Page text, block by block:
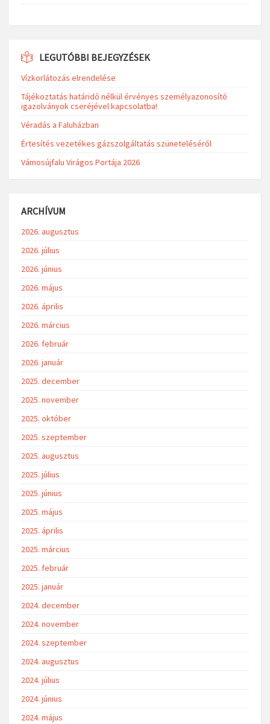
LEGUTÓBBI BEJEGYZÉSEK
Vízkorlátozás elrendelése
Tájékoztatás határidő nélkül érvényes személyazonosító
igazolványok cseréjével kapcsolatba!
Véradás a Faluházban
Értesítés vezetékes gázszolgáltatás szüneteléséről
Vámosújfalu Virágos Portája 2026
ARCHÍVUM
2026. augusztus
2026. július
2026. június
2026. május
2026. április
2026. március
2026. február
2026. január
2025. december
2025. november
2025. október
2025. szeptember
2025. augusztus
2025. július
2025. június
2025. május
2025. április
2025. március
2025. február
2025. január
2024. december
2024. november
2024. szeptember
2024. augusztus
2024. július
2024. június
2024. május